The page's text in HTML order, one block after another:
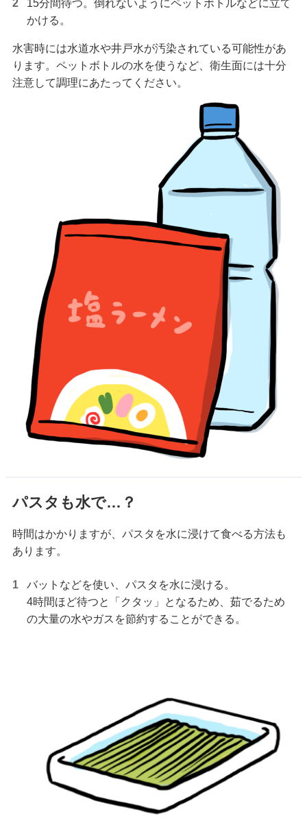
15分間待つ。倒れないようにペットボトルなどに立て
かける。
水害時には水道水や井戸水が汚染されている可能性があ
ります。ペットボトルの水を使うなど、衛生面には十分
注意して調理にあたってください。
パスタも水で…？
時間はかかりますが、パスタを水に浸けて食べる方法も
あります。
バットなどを使い、パスタを水に浸ける。
4時間ほど待つと「クタッ」となるため、茹でるため
の大量の水やガスを節約することができる。